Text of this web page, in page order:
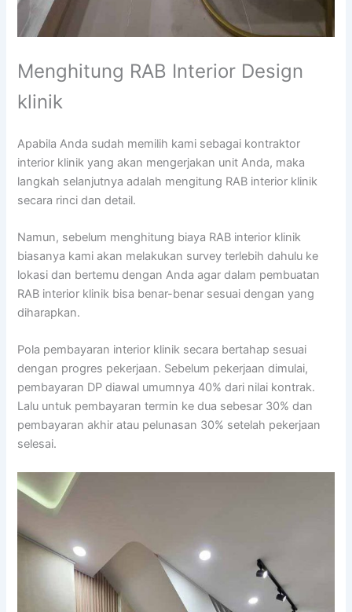
Menghitung RAB Interior Design
klinik
Apabila Anda sudah memilih kami sebagai kontraktor
interior klinik yang akan mengerjakan unit Anda, maka
langkah selanjutnya adalah mengitung RAB interior klinik
secara rinci dan detail.
Namun, sebelum menghitung biaya RAB interior klinik
biasanya kami akan melakukan survey terlebih dahulu ke
lokasi dan bertemu dengan Anda agar dalam pembuatan
RAB interior klinik bisa benar-benar sesuai dengan yang
diharapkan.
Pola pembayaran interior klinik secara bertahap sesuai
dengan progres pekerjaan. Sebelum pekerjaan dimulai,
pembayaran DP diawal umumnya 40% dari nilai kontrak.
Lalu untuk pembayaran termin ke dua sebesar 30% dan
pembayaran akhir atau pelunasan 30% setelah pekerjaan
selesai.